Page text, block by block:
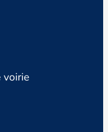
voirie